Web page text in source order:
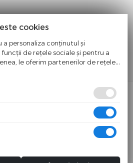
Nr. Reg.: J12/605/2014
stocului disponibil.
cookies
a personaliza conținutul și
de rețele sociale și pentru a
le oferim partenerilor de rețele
analize informații cu privire la
nostru. Aceștia le pot combina cu
sau culese în urma folosirii